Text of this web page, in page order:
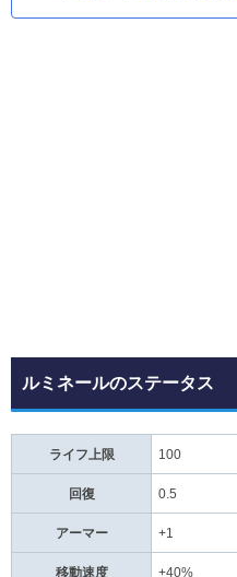
ルミネールのステータス
ライフ上限 100
回復 0.5
アーマー +1
移動速度 +40%